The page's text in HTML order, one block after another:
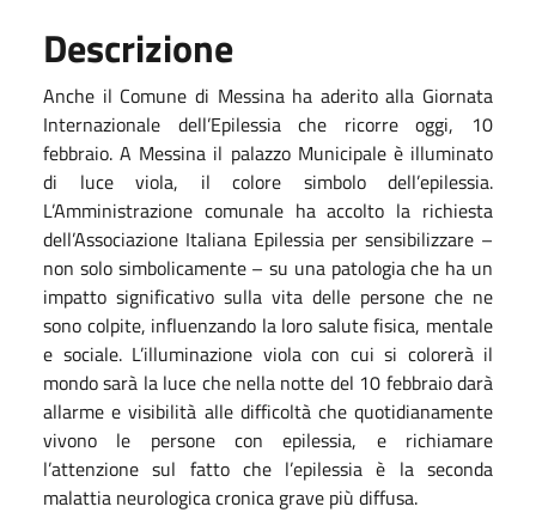
Descrizione
Anche il Comune di Messina ha aderito alla Giornata
Internazionale dell’Epilessia che ricorre oggi, 10
febbraio. A Messina il palazzo Municipale è illuminato
di luce viola, il colore simbolo dell’epilessia.
L’Amministrazione comunale ha accolto la richiesta
dell’Associazione Italiana Epilessia per sensibilizzare –
non solo simbolicamente – su una patologia che ha un
impatto significativo sulla vita delle persone che ne
sono colpite, influenzando la loro salute fisica, mentale
e sociale. L’illuminazione viola con cui si colorerà il
mondo sarà la luce che nella notte del 10 febbraio darà
allarme e visibilità alle difficoltà che quotidianamente
vivono le persone con epilessia, e richiamare
l’attenzione sul fatto che l’epilessia è la seconda
malattia neurologica cronica grave più diffusa.